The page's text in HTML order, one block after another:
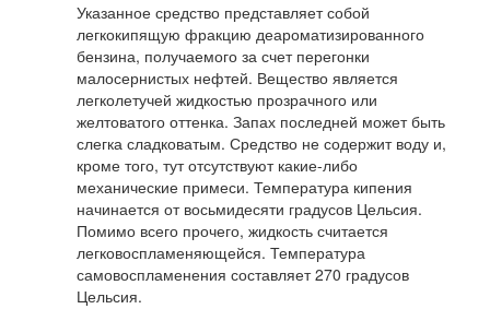
Указанное средство представляет собой
легкокипящую фракцию деароматизированного
бензина, получаемого за счет перегонки
малосернистых нефтей. Вещество является
легколетучей жидкостью прозрачного или
желтоватого оттенка. Запах последней может быть
слегка сладковатым. Средство не содержит воду и,
кроме того, тут отсутствуют какие-либо
механические примеси. Температура кипения
начинается от восьмидесяти градусов Цельсия.
Помимо всего прочего, жидкость считается
легковоспламеняющейся. Температура
самовоспламенения составляет 270 градусов
Цельсия.